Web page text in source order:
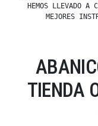
HEMOS LLEVADO A
MEJORES
TIENDA